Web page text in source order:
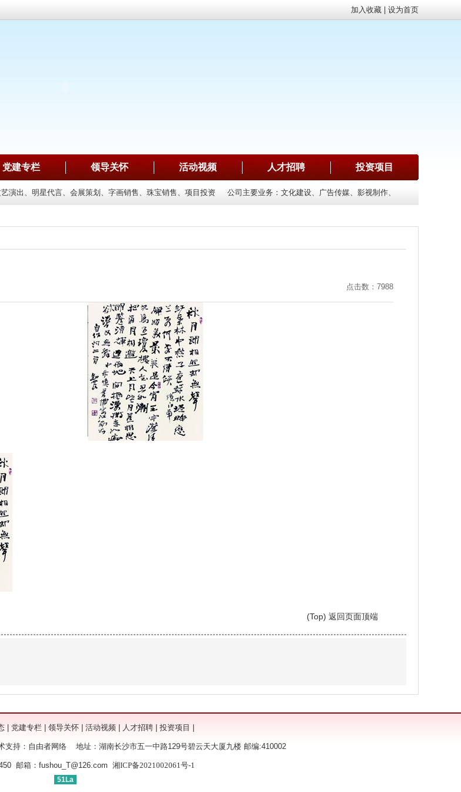
加入收藏 设为首页
党建专栏 领导关怀 活动视频 人才招聘 投资项目
出、明星代言、会展策划、字画销售、珠宝销售、项目投资 公司主要业务：文化建设、广告传媒、影视制作、文艺演出、明星代
点击数：7988
(Top) 返回页面顶端
| 党建专栏| 领导关怀| 活动视频| 人才招聘| 投资项目
持：自由者网络 地址：湖南长沙市五一中路129号碧云天大厦九楼 邮编:410002
邮箱：fushou_T@126.com 湘ICP备2021002061号-1
51La